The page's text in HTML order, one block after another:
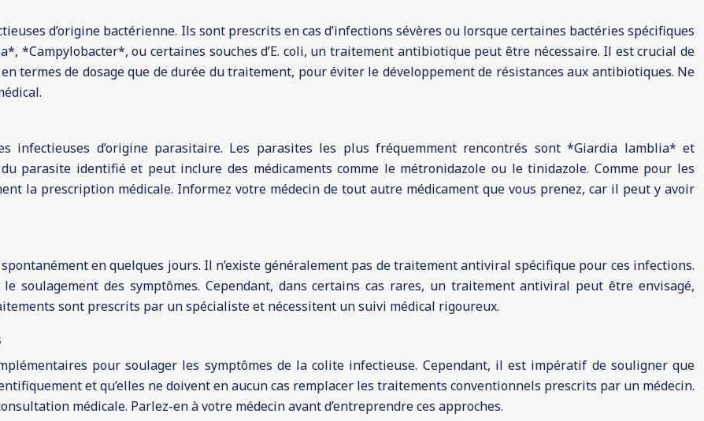
d’origine bactérienne. Ils sont prescrits en cas d’infections sévères ou lorsque certaines bactéries spécifiques
*Campylobacter*, ou certaines souches d’E. coli, un traitement antibiotique peut être nécessaire. Il est crucial de
termes de dosage que de durée du traitement, pour éviter le développement de résistances aux antibiotiques. Ne
d’origine parasitaire. Les parasites les plus fréquemment rencontrés sont *Giardia lamblia* et
parasite identifié et peut inclure des médicaments comme le métronidazole ou le tinidazole. Comme pour les
la prescription médicale. Informez votre médecin de tout autre médicament que vous prenez, car il peut y avoir
en quelques jours. Il n’existe généralement pas de traitement antiviral spécifique pour ces infections.
soulagement des symptômes. Cependant, dans certains cas rares, un traitement antiviral peut être envisagé,
sont prescrits par un spécialiste et nécessitent un suivi médical rigoureux.
pour soulager les symptômes de la colite infectieuse. Cependant, il est impératif de souligner que
et qu’elles ne doivent en aucun cas remplacer les traitements conventionnels prescrits par un médecin.
médicale. Parlez-en à votre médecin avant d’entreprendre ces approches.